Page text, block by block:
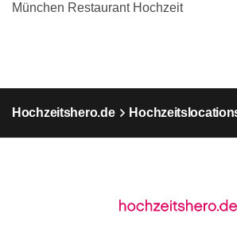
München Restaurant Hochzeit
Hochzeitshero.de